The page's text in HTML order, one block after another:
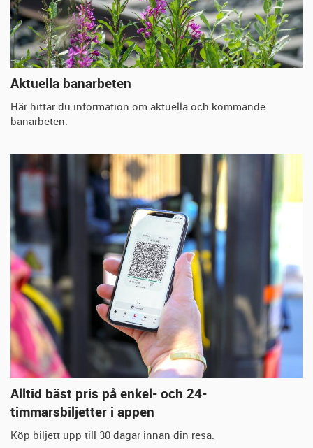
Aktuella banarbeten
Här hittar du information om aktuella och kommande
banarbeten.
Alltid bäst pris på enkel- och 24-
timmarsbiljetter i appen
Köp biljett upp till 30 dagar innan din resa.